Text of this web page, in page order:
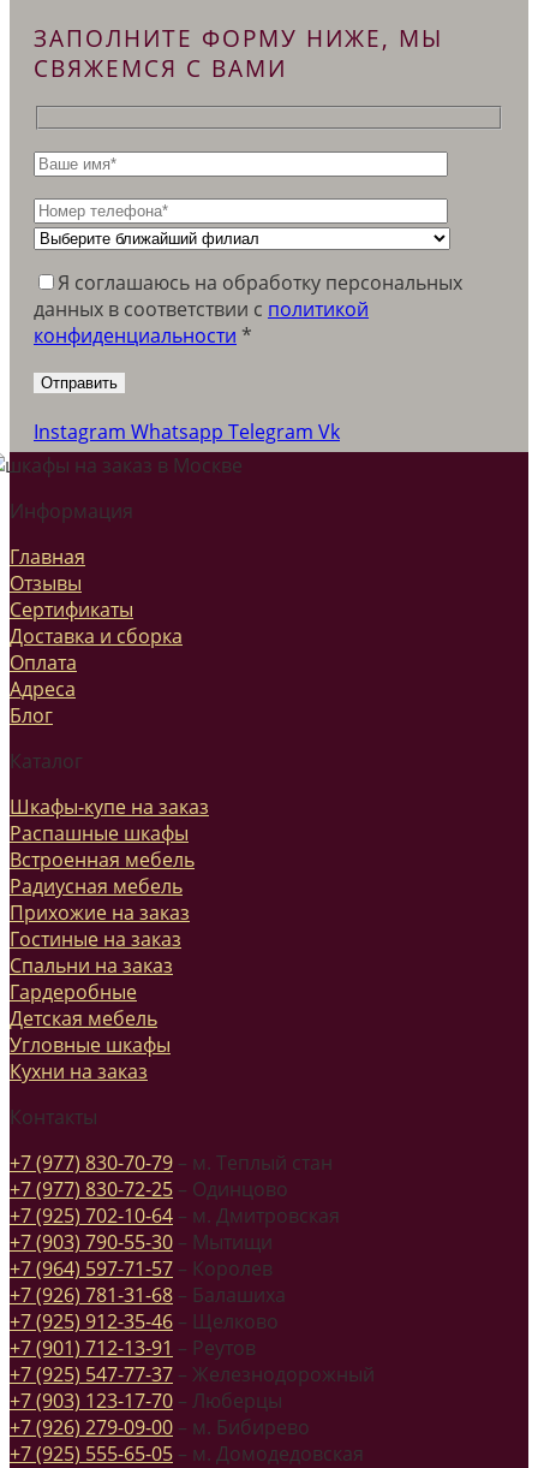
ЗАПОЛНИТЕ ФОРМУ НИЖЕ, МЫ
СВЯЖЕМСЯ С ВАМИ
Я соглашаюсь на обработку персональных
данных в соответствии c политикой
конфиденциальности *
Instagram Whatsapp Telegram Vk
Информация
Главная
Отзывы
Сертификаты
Доставка и сборка
Оплата
Адреса
Блог
Каталог
Шкафы-купе на заказ
Распашные шкафы
Встроенная мебель
Радиусная мебель
Прихожие на заказ
Гостиные на заказ
Спальни на заказ
Гардеробные
Детская мебель
Угловные шкафы
Кухни на заказ
Контакты
+7 (977) 830-70-79 – м. Теплый стан
+7 (977) 830-72-25 – Одинцово
+7 (925) 702-10-64 – м. Дмитровская
+7 (903) 790-55-30 – Мытищи
+7 (964) 597-71-57 – Королев
+7 (926) 781-31-68 – Балашиха
+7 (925) 912-35-46 – Щелково
+7 (901) 712-13-91 – Реутов
+7 (925) 547-77-37 – Железнодорожный
+7 (903) 123-17-70 – Люберцы
+7 (926) 279-09-00 – м. Бибирево
+7 (925) 555-65-05 – м. Домодедовская